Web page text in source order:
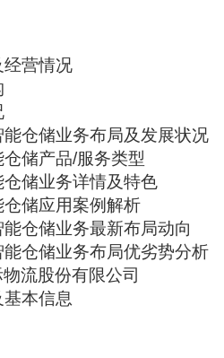
经营情况
能仓储业务布局及发展状况
储产品/服务类型
储业务详情及特色
储应用案例解析
能仓储业务最新布局动向
能仓储业务布局优劣势分析
流股份有限公司
基本信息